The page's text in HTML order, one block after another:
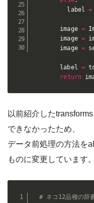
          label
=
        image
=
        image
=
        image
=
        label
=
return
以前紹介した
できなかったため、
データ前処理の方法を
ものに変更しています。
# ネコ12品種の辞